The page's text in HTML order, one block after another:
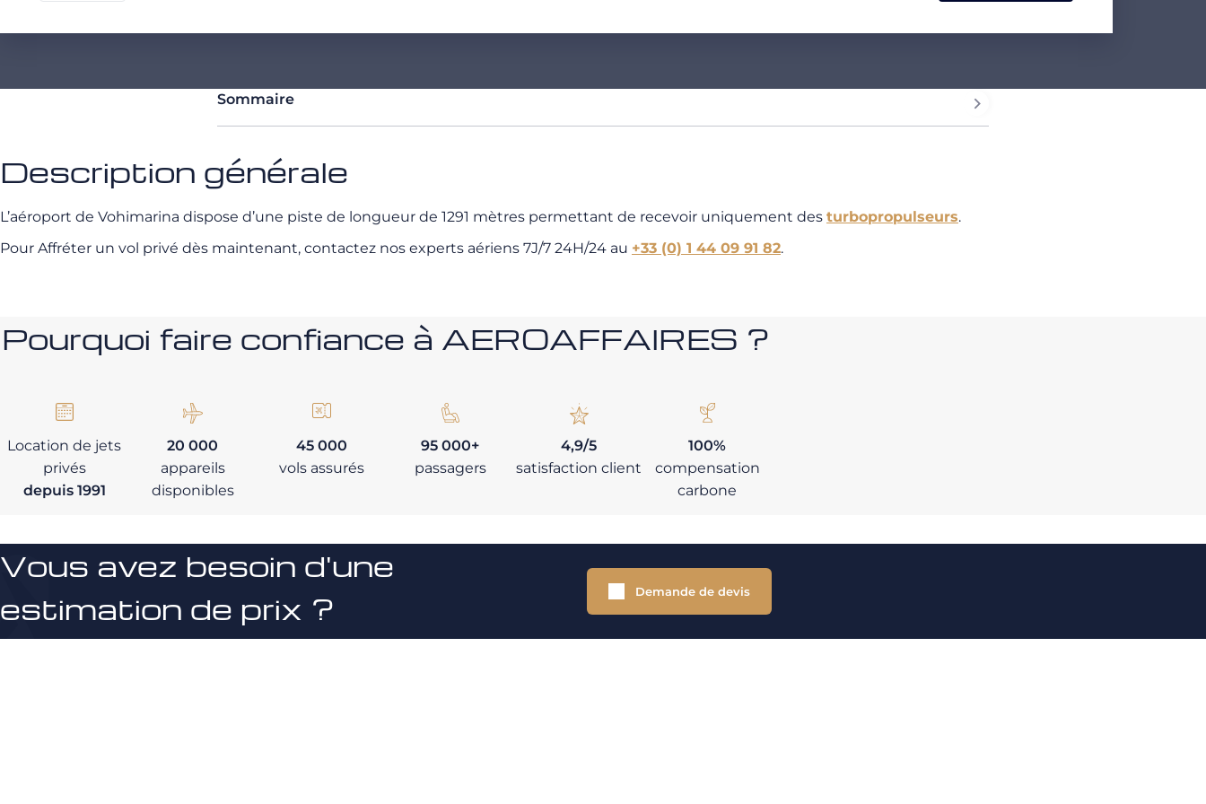
Sommaire
Description générale
L’aéroport de Vohimarina dispose d’une piste de longueur de 1291 mètres permettant de recevoir uniquement des turbopropulseurs.
Pour Affréter un vol privé dès maintenant, contactez nos experts aériens 7J/7 24H/24 au +33 (0) 1 44 09 91 82.
Pourquoi faire confiance à AEROAFFAIRES ?
Location de jets
privés
depuis 1991
20 000
appareils
disponibles
45 000
vols assurés
95 000+
passagers
4,9/5
satisfaction client
100%
compensation
carbone
Vous avez besoin d'une
estimation de prix ?
Demande de devis